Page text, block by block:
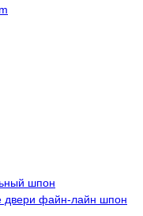
шпон
двери файн-лайн шпон